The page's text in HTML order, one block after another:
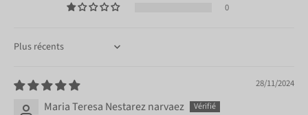
0
Sort by
28/11/2024
Maria Teresa Nestarez narvaez